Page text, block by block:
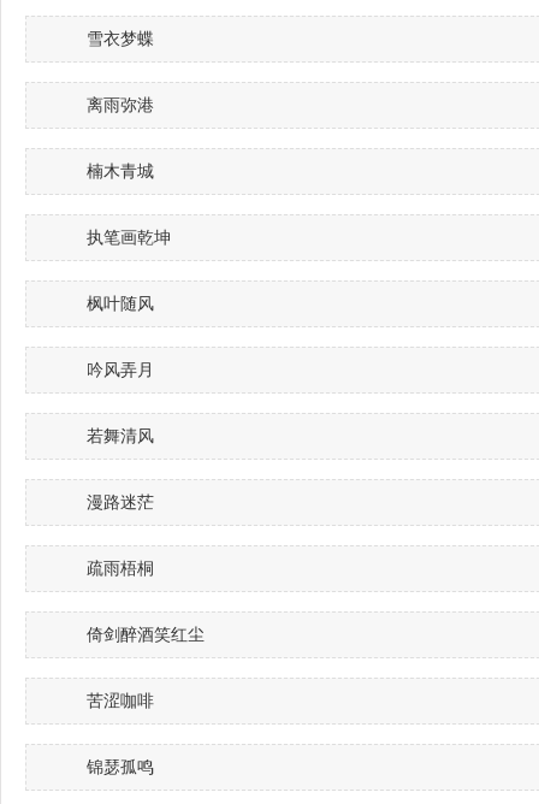
雪衣梦蝶
离雨弥港
楠木青城
执笔画乾坤
枫叶随风
吟风弄月
若舞清风
漫路迷茫
疏雨梧桐
倚剑醉酒笑红尘
苦涩咖啡
锦瑟孤鸣